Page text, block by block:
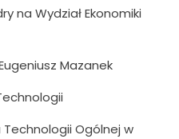
na Wydział Ekonomiki
Mazanek
Technologii Ogólnej w